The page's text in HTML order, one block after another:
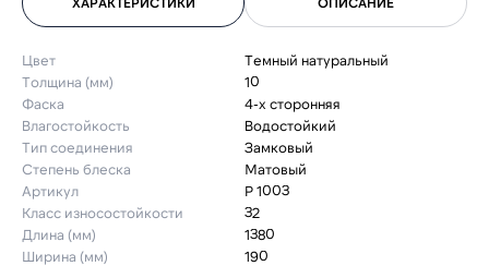
Цвет
Темный натуральный
Толщина (мм)
10
Фаска
4-х сторонняя
Влагостойкость
Водостойкий
Тип соединения
Замковый
Степень блеска
Матовый
Артикул
Р 1003
Класс износостойкости
32
Длина (мм)
1380
Ширина (мм)
190